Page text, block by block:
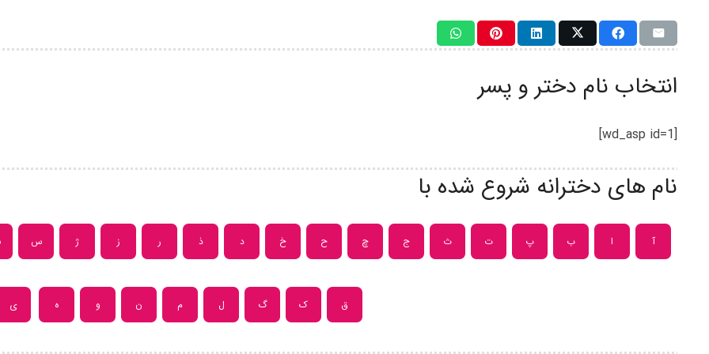
انتخاب نام دختر و پسر
[wd_asp id=1]
نام های دخترانه شروع شده با
آ ا ب پ ت ث ج چ ح خ د ذ ر ز ژ س
ق ک گ ل م ن و ه ی